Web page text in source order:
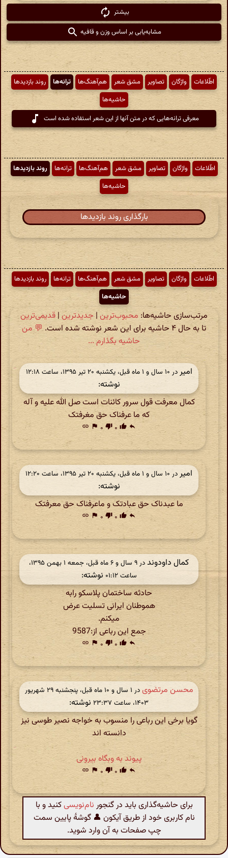
بیشتر
مشابه‌یابی بر اساس وزن و قافیه
اطّلاعات واژگان تصاویر مشق شعر هم‌آهنگ‌ها ترانه‌ها
روند بازدیدها
حاشیه‌ها
معرفی ترانه‌هایی که در متن آنها از این شعر استفاده شده است
اطّلاعات واژگان تصاویر مشق شعر هم‌آهنگ‌ها ترانه‌ها
روند بازدیدها
حاشیه‌ها
بارگذاری روند بازدیدها
اطّلاعات واژگان تصاویر مشق شعر هم‌آهنگ‌ها ترانه‌ها
روند بازدیدها
حاشیه‌ها
مرتب‌سازی حاشیه‌ها: محبوب‌ترین |جدیدترین | قدیمی‌ترین
تا به حال ۴ حاشیه برای این شعر نوشته شده است.
💬 من
حاشیه بگذارم ...
امیردر ‫۱۰ سال و ۱ ماه قبل، یکشنبه ۲۰ تیر ۱۳۹۵، ساعت ۱۲:۱۸
نوشته:
کمال معرفت قول سرور کائنات است صل الله علیه و آله
که ما عرفناک حق مغرفتک
reply
thumb_up ۰ thumb_down ۰ flag
link
امیردر ‫۱۰ سال و ۱ ماه قبل، یکشنبه ۲۰ تیر ۱۳۹۵، ساعت ۱۲:۲۰
نوشته:
ما عبدناک حق عبادتک و ماعرفناک حق معرفتک
reply
thumb_up ۰ thumb_down ۰ flag
link
کمال داودوند
در ‫۹ سال و ۶ ماه قبل، جمعه ۱ بهمن ۱۳۹۵،
ساعت ۰۱:۱۲
نوشته:
حادثه ساختمان پلاسکو رابه
هموطنان ایرانی تسلیت عرض
میکنم.
جمع این رباعی از:9587
reply
thumb_up ۰ thumb_down ۰ flag
link
محسن مرتضوی
در ‫۱ سال و ۱۰ ماه قبل، پنجشنبه ۲۹ شهریور
۱۴۰۳، ساعت ۲۳:۳۷
نوشته:
گویا برخی این رباعی را منسوب به خواجه نصیر طوسی نیز
دانسته اند
پیوند به وبگاه بیرونی
reply
thumb_up ۰ thumb_down ۰ flag
link
برای حاشیه‌گذاری باید در گنجور نام‌نویسیکنید و با
نام کاربری خود از طریق آیکون 👤 گوشهٔ پایین سمت
چپ صفحات به آن وارد شوید.